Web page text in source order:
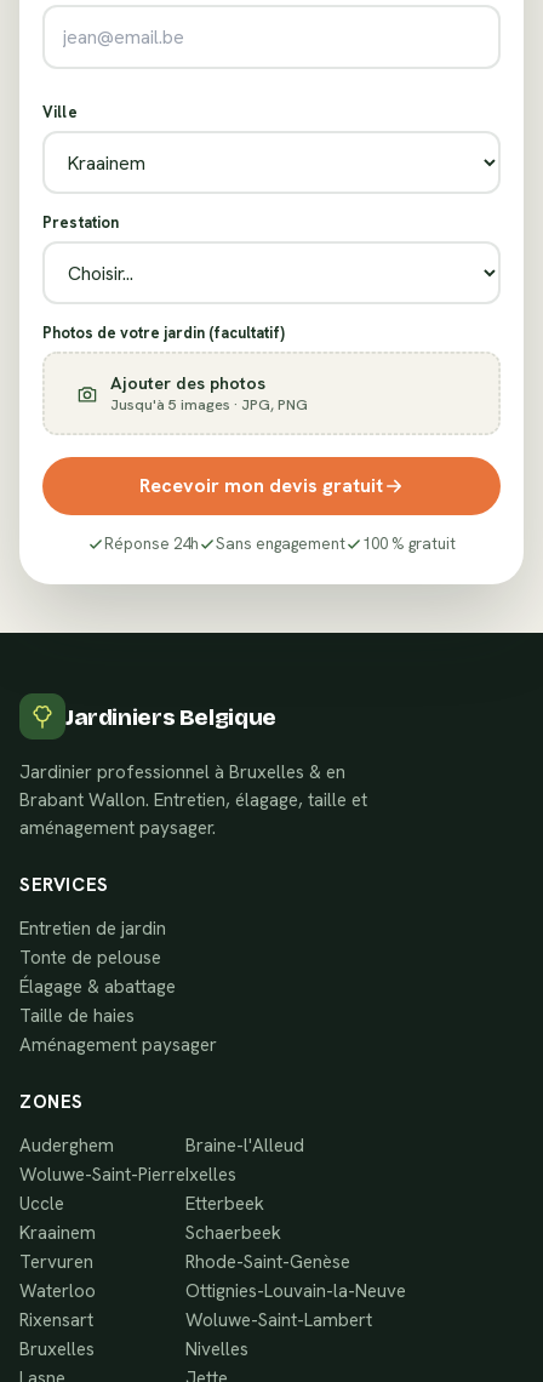
Ville
Prestation
Photos de votre jardin (facultatif)
Ajouter des photos
Jusqu'à 5 images · JPG, PNG
Recevoir mon devis gratuit
Réponse 24h Sans engagement 100 % gratuit
Jardiniers Belgique
Jardinier professionnel à Bruxelles & en
Brabant Wallon. Entretien, élagage, taille et
aménagement paysager.
SERVICES
Entretien de jardin
Tonte de pelouse
Élagage & abattage
Taille de haies
Aménagement paysager
ZONES
Auderghem
Woluwe-Saint-Pierre
Uccle
Kraainem
Tervuren
Waterloo
Rixensart
Bruxelles
Braine-l'Alleud
Ixelles
Etterbeek
Schaerbeek
Rhode-Saint-Genèse
Ottignies-Louvain-la-Neuve
Woluwe-Saint-Lambert
Nivelles